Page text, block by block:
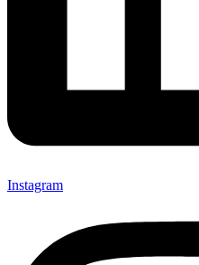
Instagram